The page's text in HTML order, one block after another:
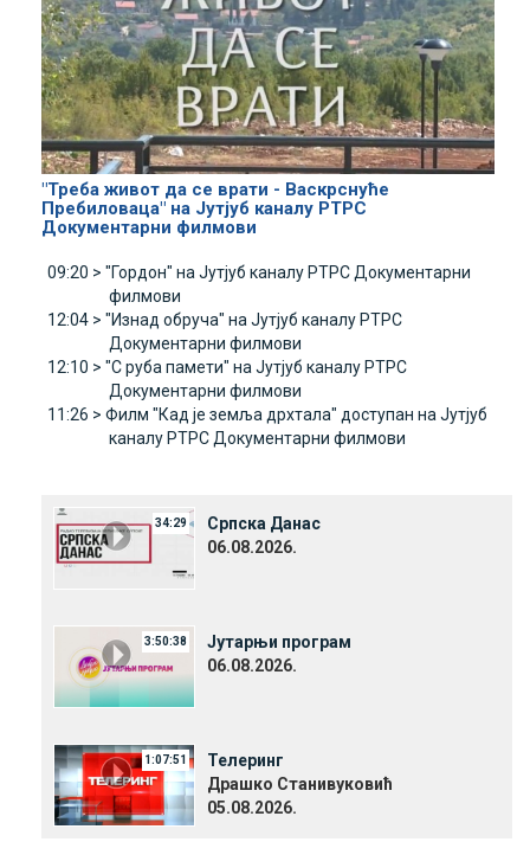
"Треба живот да се врати - Васкрснуће
Пребиловаца" на Јутјуб каналу РТРС
Документарни филмови
09:20 > "Гордон" на Јутјуб каналу РТРС Документарни
филмови
12:04 > "Изнад обруча" на Јутјуб каналу РТРС
Документарни филмови
12:10 > "С руба памети" на Јутјуб каналу РТРС
Документарни филмови
11:26 > Филм "Кад је земља дрхтала" доступан на Јутјуб
каналу РТРС Документарни филмови
34:29
Српска Данас
06.08.2026.
3:50:38
Јутарњи програм
06.08.2026.
1:07:51
Телеринг
Драшко Станивуковић
05.08.2026.